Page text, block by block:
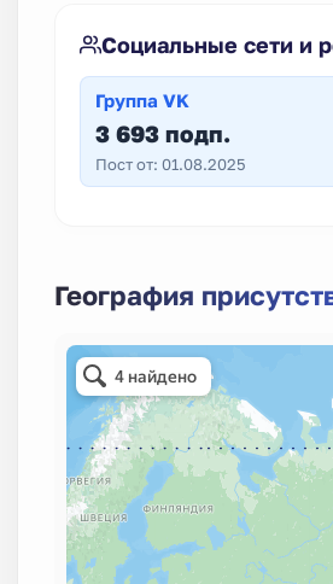
Социальные сети и
Группа VK
3 693 подп.
Пост от: 01.08.2025
География